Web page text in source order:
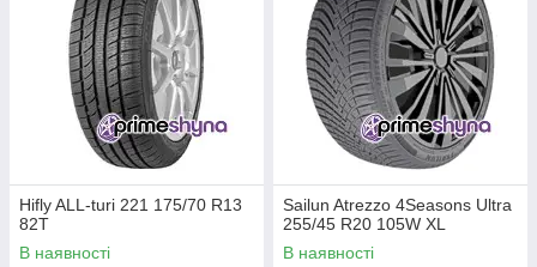
Hifly ALL-turi 221 175/70 R13
82T
В наявності
Sailun Atrezzo 4Seasons Ultra
255/45 R20 105W XL
В наявності